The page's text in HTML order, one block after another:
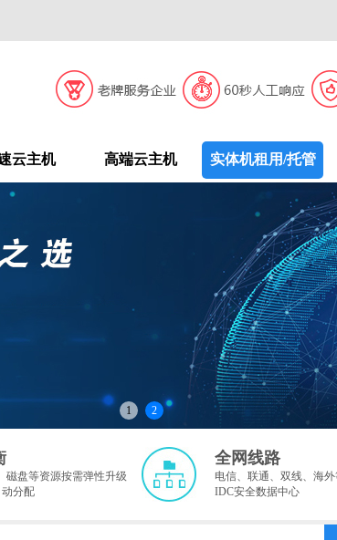
云主机 高端云主机 实体机租用/托管
1 2
磁盘等资源按需弹性升级
分配
全网线路
电信、联通、双线、海
IDC安全数据中心